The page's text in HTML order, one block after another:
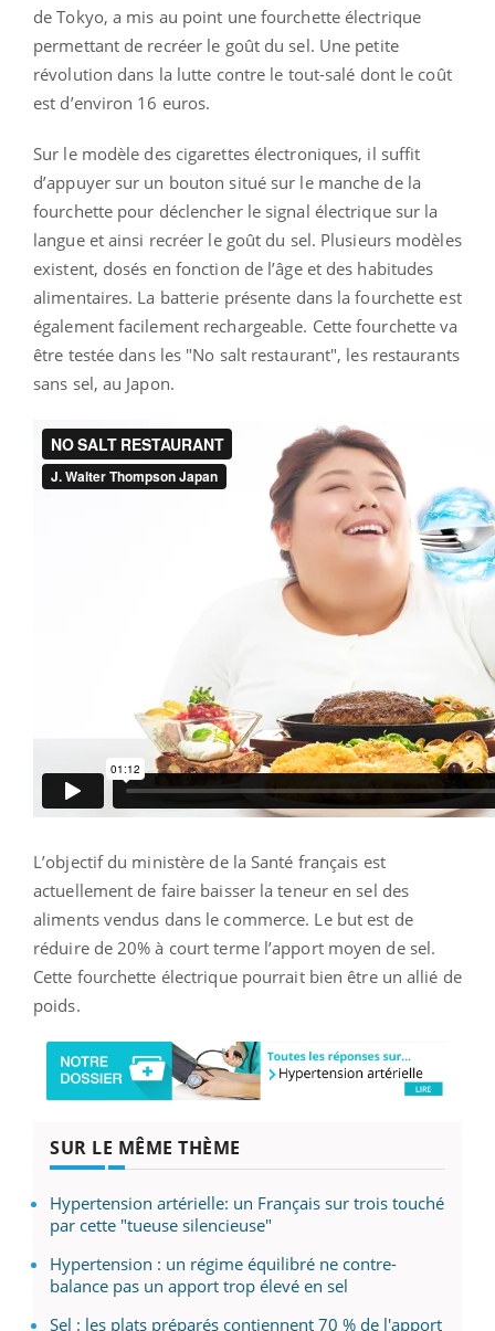
de Tokyo, a mis au point une fourchette électrique
permettant de recréer le goût du sel. Une petite
révolution dans la lutte contre le tout-salé dont le coût
est d’environ 16 euros.
Sur le modèle des cigarettes électroniques, il suffit
d’appuyer sur un bouton situé sur le manche de la
fourchette pour déclencher le signal électrique sur la
langue et ainsi recréer le goût du sel. Plusieurs modèles
existent, dosés en fonction de l’âge et des habitudes
alimentaires. La batterie présente dans la fourchette est
également facilement rechargeable. Cette fourchette va
être testée dans les "No salt restaurant", les restaurants
sans sel, au Japon.
L’objectif du ministère de la Santé français est
actuellement de faire baisser la teneur en sel des
aliments vendus dans le commerce. Le but est de
réduire de 20% à court terme l’apport moyen de sel.
Cette fourchette électrique pourrait bien être un allié de
poids.
SUR LE MÊME THÈME
Hypertension artérielle: un Français sur trois touché
par cette "tueuse silencieuse"
Hypertension : un régime équilibré ne contre-
balance pas un apport trop élevé en sel
Sel : les plats préparés contiennent 70 % de l'apport